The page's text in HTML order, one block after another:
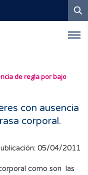
de regla por bajo
con ausencia
corporal.
05/04/2011
como son las